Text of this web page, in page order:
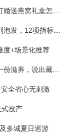
2026干燕窝选购避坑指南：从原料、溯源到泡发，12项指标判断靠谱燕窝
度+场景化推荐
2026七夕浪漫告白礼燕窝礼盒清单——用一份滋养，说出藏在心底的爱
全省心无刺激
投产
多城夏日巡游